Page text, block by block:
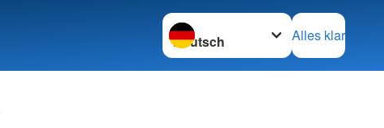
Sprache wechseln zu
Alles klar